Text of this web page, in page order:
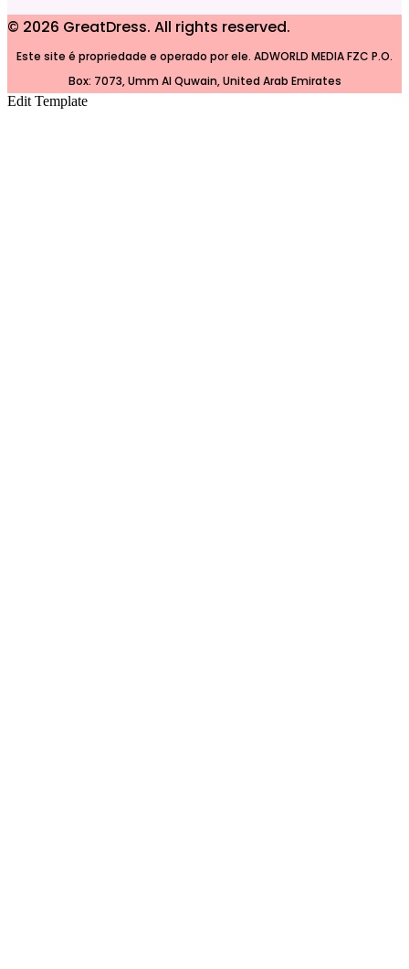
© 2026 GreatDress. All rights reserved.
Este site é propriedade e operado por ele. ADWORLD MEDIA FZC P.O.
Box: 7073, Umm Al Quwain, United Arab Emirates
Edit Template